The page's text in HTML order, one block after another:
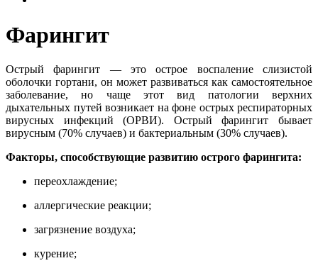
Фарингит
Острый фарингит — это острое воспаление слизистой
оболочки гортани, он может развиваться как самостоятельное
заболевание, но чаще этот вид патологии верхних
дыхательных путей возникает на фоне острых респираторных
вирусных инфекций (ОРВИ). Острый фарингит бывает
вирусным (70% случаев) и бактериальным (30% случаев).
Факторы, способствующие развитию острого фарингита:
переохлаждение;
аллергические реакции;
загрязнение воздуха;
курение;